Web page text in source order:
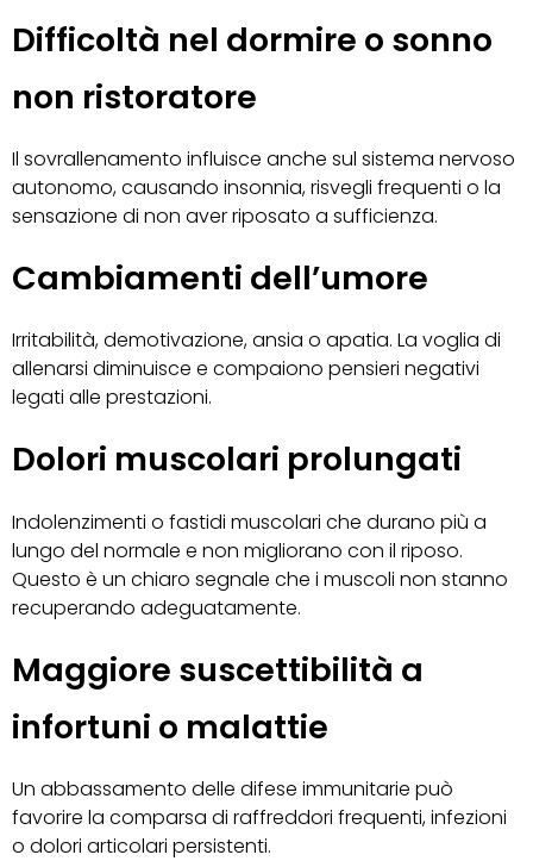
Difficoltà nel dormire o sonno
non ristoratore
Il sovrallenamento influisce anche sul sistema nervoso
autonomo, causando insonnia, risvegli frequenti o la
sensazione di non aver riposato a sufficienza.
Cambiamenti dell’umore
Irritabilità, demotivazione, ansia o apatia. La voglia di
allenarsi diminuisce e compaiono pensieri negativi
legati alle prestazioni.
Dolori muscolari prolungati
Indolenzimenti o fastidi muscolari che durano più a
lungo del normale e non migliorano con il riposo.
Questo è un chiaro segnale che i muscoli non stanno
recuperando adeguatamente.
Maggiore suscettibilità a
infortuni o malattie
Un abbassamento delle difese immunitarie può
favorire la comparsa di raffreddori frequenti, infezioni
o dolori articolari persistenti.